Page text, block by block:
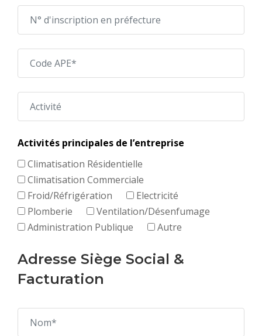
Activités principales de l’entreprise
Climatisation Résidentielle
Climatisation Commerciale
Froid/Réfrigération
Electricité
Plomberie
Ventilation/Désenfumage
Administration Publique
Autre
Adresse Siège Social &
Facturation